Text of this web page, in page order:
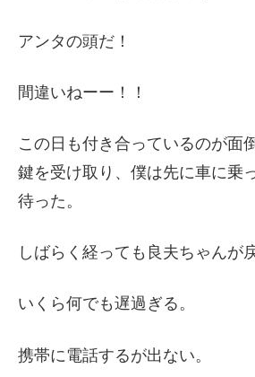
アンタの頭だ！
間違いねーー！！
この日も付き合っているのが面
鍵を受け取り、僕は先に車に乗
待った。
しばらく経っても良夫ちゃんが
いくら何でも遅過ぎる。
携帯に電話するが出ない。